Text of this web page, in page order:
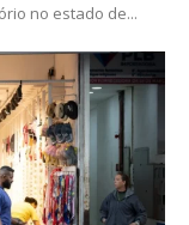
no estado de...